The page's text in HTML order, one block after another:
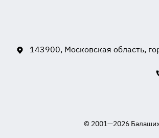
143900, Московская область,
© 2001—2026